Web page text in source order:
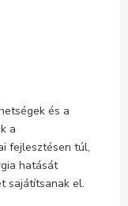
és a
a
fejlesztésen túl,
hatását
sajátítsanak el.